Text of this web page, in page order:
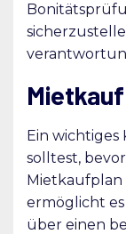
Mietkauf
Ein wichtiges
solltest,
Mietkaufplan
ermöglicht
über einen